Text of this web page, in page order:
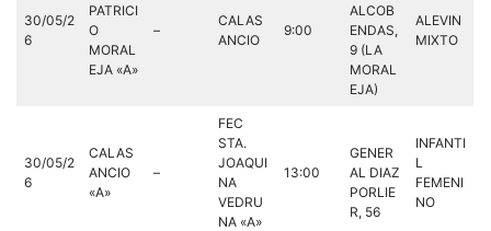
30/05/2
6
PATRICI
O
MORAL
EJA «A»
–
CALAS
ANCIO
9:00
ALCOB
ENDAS,
9 (LA
MORAL
EJA)
ALEVIN
MIXTO
30/05/2
6
CALAS
ANCIO
«A»
–
FEC
STA.
JOAQUI
NA
VEDRU
NA «A»
13:00
GENER
AL DIAZ
PORLIE
R, 56
INFANTI
L
FEMENI
NO